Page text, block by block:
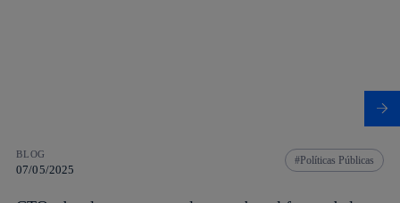
BLOG
07/05/2025
Políticas Públicas